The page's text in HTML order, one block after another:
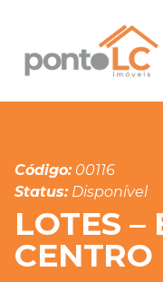
Código:00116
Status:Disponível
LOTES –
CENTRO